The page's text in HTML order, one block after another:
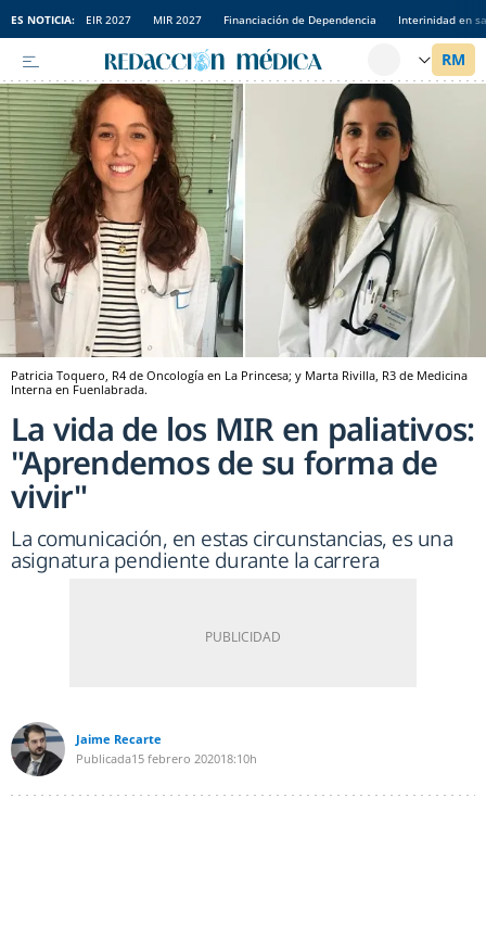
ES NOTICIA: EIR 2027 MIR 2027 Financiación de Dependencia Interinidad en
Patricia Toquero, R4 de Oncología en La Princesa; y Marta Rivilla, R3 de Medicina
Interna en Fuenlabrada.
La vida de los MIR en paliativos:
"Aprendemos de su forma de
vivir"
La comunicación, en estas circunstancias, es una
asignatura pendiente durante la carrera
Jaime Recarte
Publicada15 febrero 202018:10h